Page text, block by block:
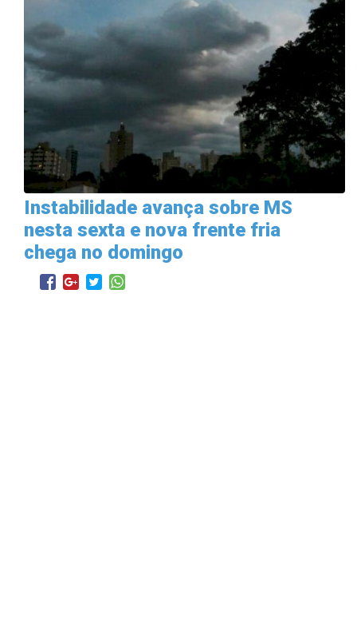
Instabilidade avança sobre MS
nesta sexta e nova frente fria
chega no domingo